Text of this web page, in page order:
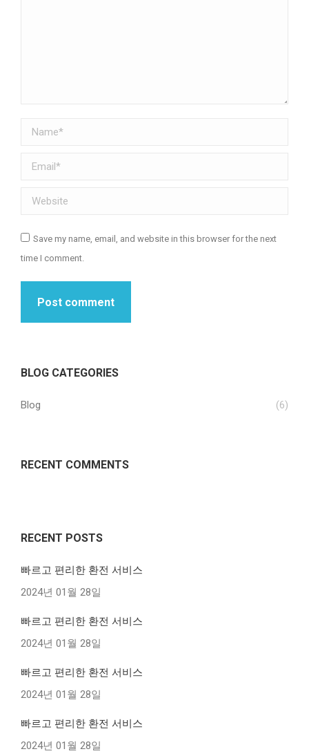
Name *
Email *
Website
Save my name, email, and website in this browser for the next
time I comment.
Post comment
BLOG CATEGORIES
Blog (6)
RECENT COMMENTS
RECENT POSTS
빠르고 편리한 환전 서비스
2024년 01월 28일
빠르고 편리한 환전 서비스
2024년 01월 28일
빠르고 편리한 환전 서비스
2024년 01월 28일
빠르고 편리한 환전 서비스
2024년 01월 28일